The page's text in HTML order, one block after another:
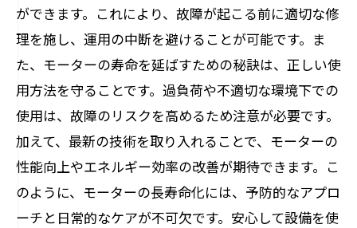
ができます。これにより、故障が起こる前に適切な修
理を施し、運用の中断を避けることが可能です。ま
た、モーターの寿命を延ばすための秘訣は、正しい使
用方法を守ることです。過負荷や不適切な環境下での
使用は、故障のリスクを高めるため注意が必要です。
加えて、最新の技術を取り入れることで、モーターの
性能向上やエネルギー効率の改善が期待できます。こ
のように、モーターの長寿命化には、予防的なアプロ
ーチと日常的なケアが不可欠です。安心して設備を使